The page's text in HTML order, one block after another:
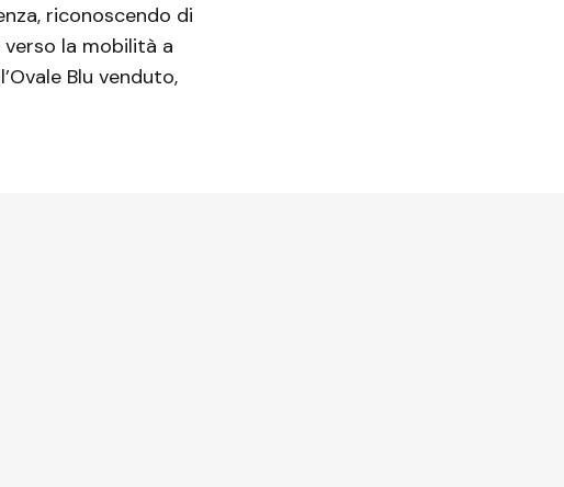
riconoscendo di
la mobilità a
Blu venduto,